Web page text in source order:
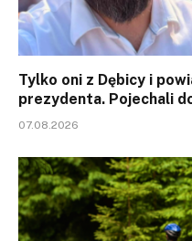
Tylko oni z Dębicy i
prezydenta. Pojechali
07.08.2026